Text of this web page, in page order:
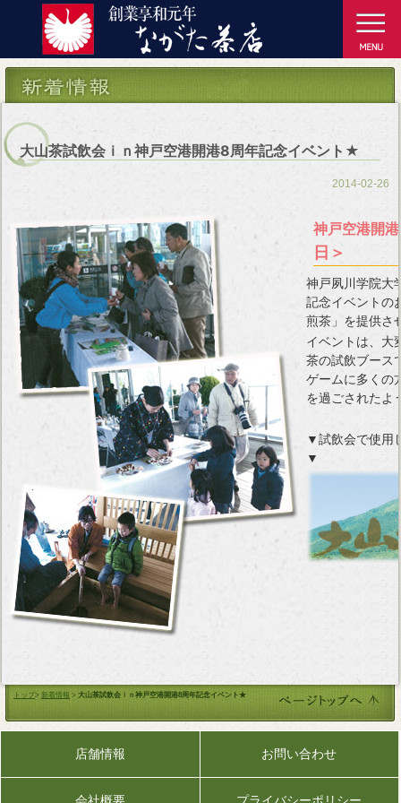
大山茶試飲会ｉｎ神戸空港開港8周年記念イベント★
2014-02-26
神戸空港開
日＞
神戸夙川学院大
記念イベントの
煎茶」を提供さ
イベントは、大
茶の試飲ブース
ゲームに多くの
を過ごされたよ
▼試飲会で使用
▼
トップ> 新着情報 > 大山茶試飲会ｉｎ神戸空港開港8周年記念イベント★
店舗情報 お問い合わせ